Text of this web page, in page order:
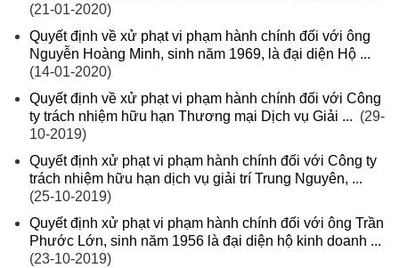
(21-01-2020)
Quyết định về xử phạt vi phạm hành chính đối với ông
Nguyễn Hoàng Minh, sinh năm 1969, là đại diện Hộ ...
(14-01-2020)
Quyết định về xử phạt vi phạm hành chính đối với Công
ty trách nhiệm hữu hạn Thương mại Dịch vụ Giải ... (29-
10-2019)
Quyết định xử phạt vi phạm hành chính đối với Công ty
trách nhiệm hữu hạn dịch vụ giải trí Trung Nguyên, ...
(25-10-2019)
Quyết định xử phạt vi phạm hành chính đối với ông Trần
Phước Lớn, sinh năm 1956 là đại diện hộ kinh doanh ...
(23-10-2019)